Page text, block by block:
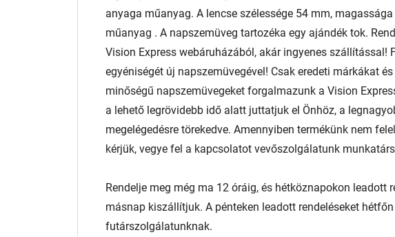
anyaga műanyag. A lencse szélessége 54 mm,
műanyag . A napszemüveg tartozéka egy ajándék tok.
Vision Express webáruházából, akár ingyenes szállítással!
egyéniségét új napszemüvegével! Csak eredeti márkákat
minőségű napszemüvegeket forgalmazunk a Vision
a lehető legrövidebb idő alatt juttatjuk el Önhöz, a
megelégedésre törekedve. Amennyiben termékünk nem
kérjük, vegye fel a kapcsolatot vevőszolgálatunk
Rendelje meg még ma 12 óráig, és hétköznapokon leadott
másnap kiszállítjuk. A pénteken leadott rendeléseket
futárszolgálatunknak.